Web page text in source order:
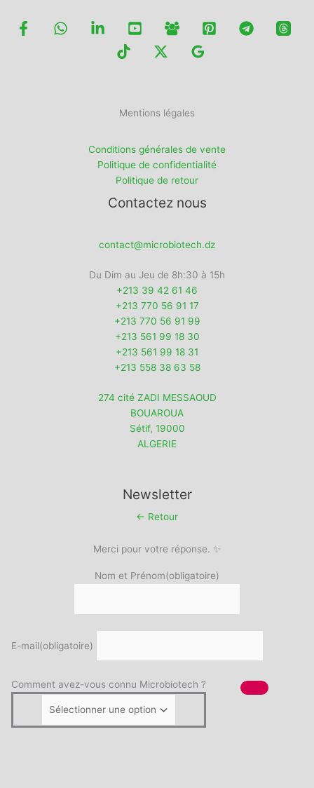
Mentions légales
Conditions générales de vente
Politique de confidentialité
Politique de retour
Contactez nous
contact@microbiotech.dz
Du Dim au Jeu de 8h:30 à 15h
+213 39 42 61 46
+213 770 56 91 17
+213 770 56 91 99
+213 561 99 18 30
+213 561 99 18 31
+213 558 38 63 58
274 cité ZADI MESSAOUD
BOUAROUA
Sétif, 19000
ALGERIE
Newsletter
← Retour
Merci pour votre réponse. ✨
Nom et Prénom(obligatoire)
E-mail(obligatoire)
Comment avez-vous connu Microbiotech ?